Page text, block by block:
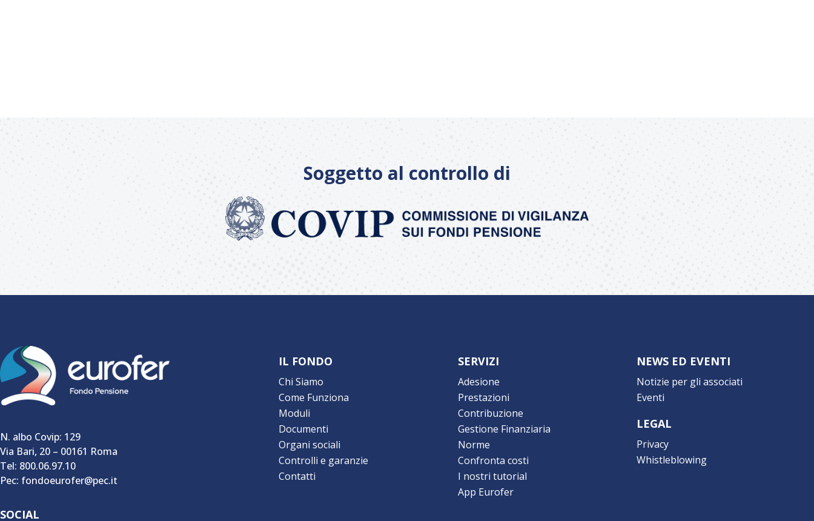
Soggetto al controllo di
N. albo Covip: 129
Via Bari, 20 – 00161 Roma
Tel: 800.06.97.10
Pec: fondoeurofer@pec.it
SOCIAL
IL FONDO
Chi Siamo
Come Funziona
Moduli
Documenti
Organi sociali
Controlli e garanzie
Contatti
SERVIZI
Adesione
Prestazioni
Contribuzione
Gestione Finanziaria
Norme
Confronta costi
I nostri tutorial
App Eurofer
NEWS ED EVENTI
Notizie per gli associati
Eventi
LEGAL
Privacy
Whistleblowing